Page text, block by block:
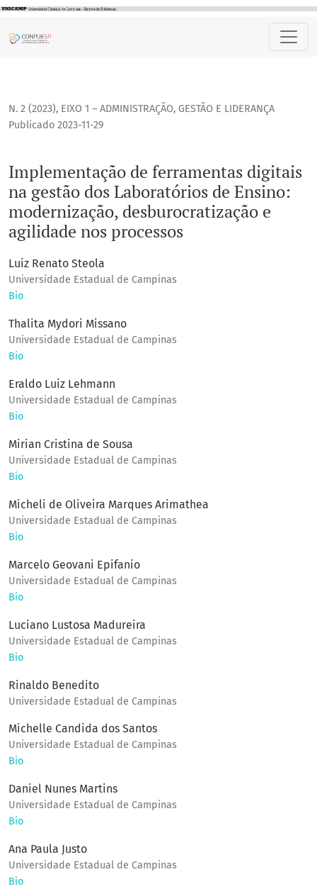
Implementação de ferramentas digitais na gestão dos
N. 2 (2023), EIXO 1 – ADMINISTRAÇÃO, GESTÃO E LIDERANÇA
Implementação de ferramentas digitais
na gestão dos Laboratórios de Ensino:
modernização, desburocratização e
agilidade nos processos
Publicado 2023-11-29
Luiz Renato Steola
Universidade Estadual de Campinas
Bio
Thalita Mydori Missano
Universidade Estadual de Campinas
Bio
Eraldo Luiz Lehmann
Universidade Estadual de Campinas
Bio
Mirian Cristina de Sousa
Universidade Estadual de Campinas
Bio
Micheli de Oliveira Marques Arimathea
Universidade Estadual de Campinas
Bio
Marcelo Geovani Epifanio
Universidade Estadual de Campinas
Bio
Luciano Lustosa Madureira
Universidade Estadual de Campinas
Bio
Rinaldo Benedito
Universidade Estadual de Campinas
Michelle Candida dos Santos
Universidade Estadual de Campinas
Bio
Daniel Nunes Martins
Universidade Estadual de Campinas
Bio
Ana Paula Justo
Universidade Estadual de Campinas
Bio